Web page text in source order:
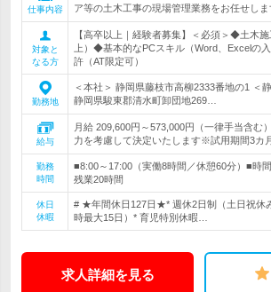
仕事内容
ア等の土木工事の現場管理業務をお任せしま
対象と
なる方
【高卒以上｜経験者募集】＜必須＞◆土木
上）◆基本的なPCスキル（Word、Excelの
許（AT限定可）
勤務地
＜本社＞ 静岡県藤枝市高柳2333番地の1 ＜
静岡県駿東郡清水町卸団地269…
給与
月給 209,600円～573,000円（一律手当含む
力を考慮して決定いたします※試用期間3カ
勤務
時間
■8:00～17:00（実働8時間／休憩60分）■時
残業20時間
休日
休暇
# ★年間休日127日★* 週休2日制（土日祝休
時最大15日）* 育児特別休暇…
求人詳細を見る